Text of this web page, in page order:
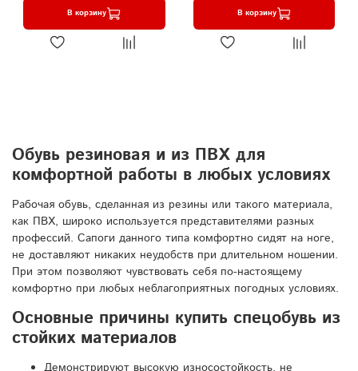
В корзину В корзину
Обувь резиновая и из ПВХ для
комфортной работы в любых условиях
Рабочая обувь, сделанная из резины или такого материала,
как ПВХ, широко используется представителями разных
профессий. Сапоги данного типа комфортно сидят на ноге,
не доставляют никаких неудобств при длительном ношении.
При этом позволяют чувствовать себя по-настоящему
комфортно при любых неблагоприятных погодных условиях.
Основные причины купить спецобувь из
стойких материалов